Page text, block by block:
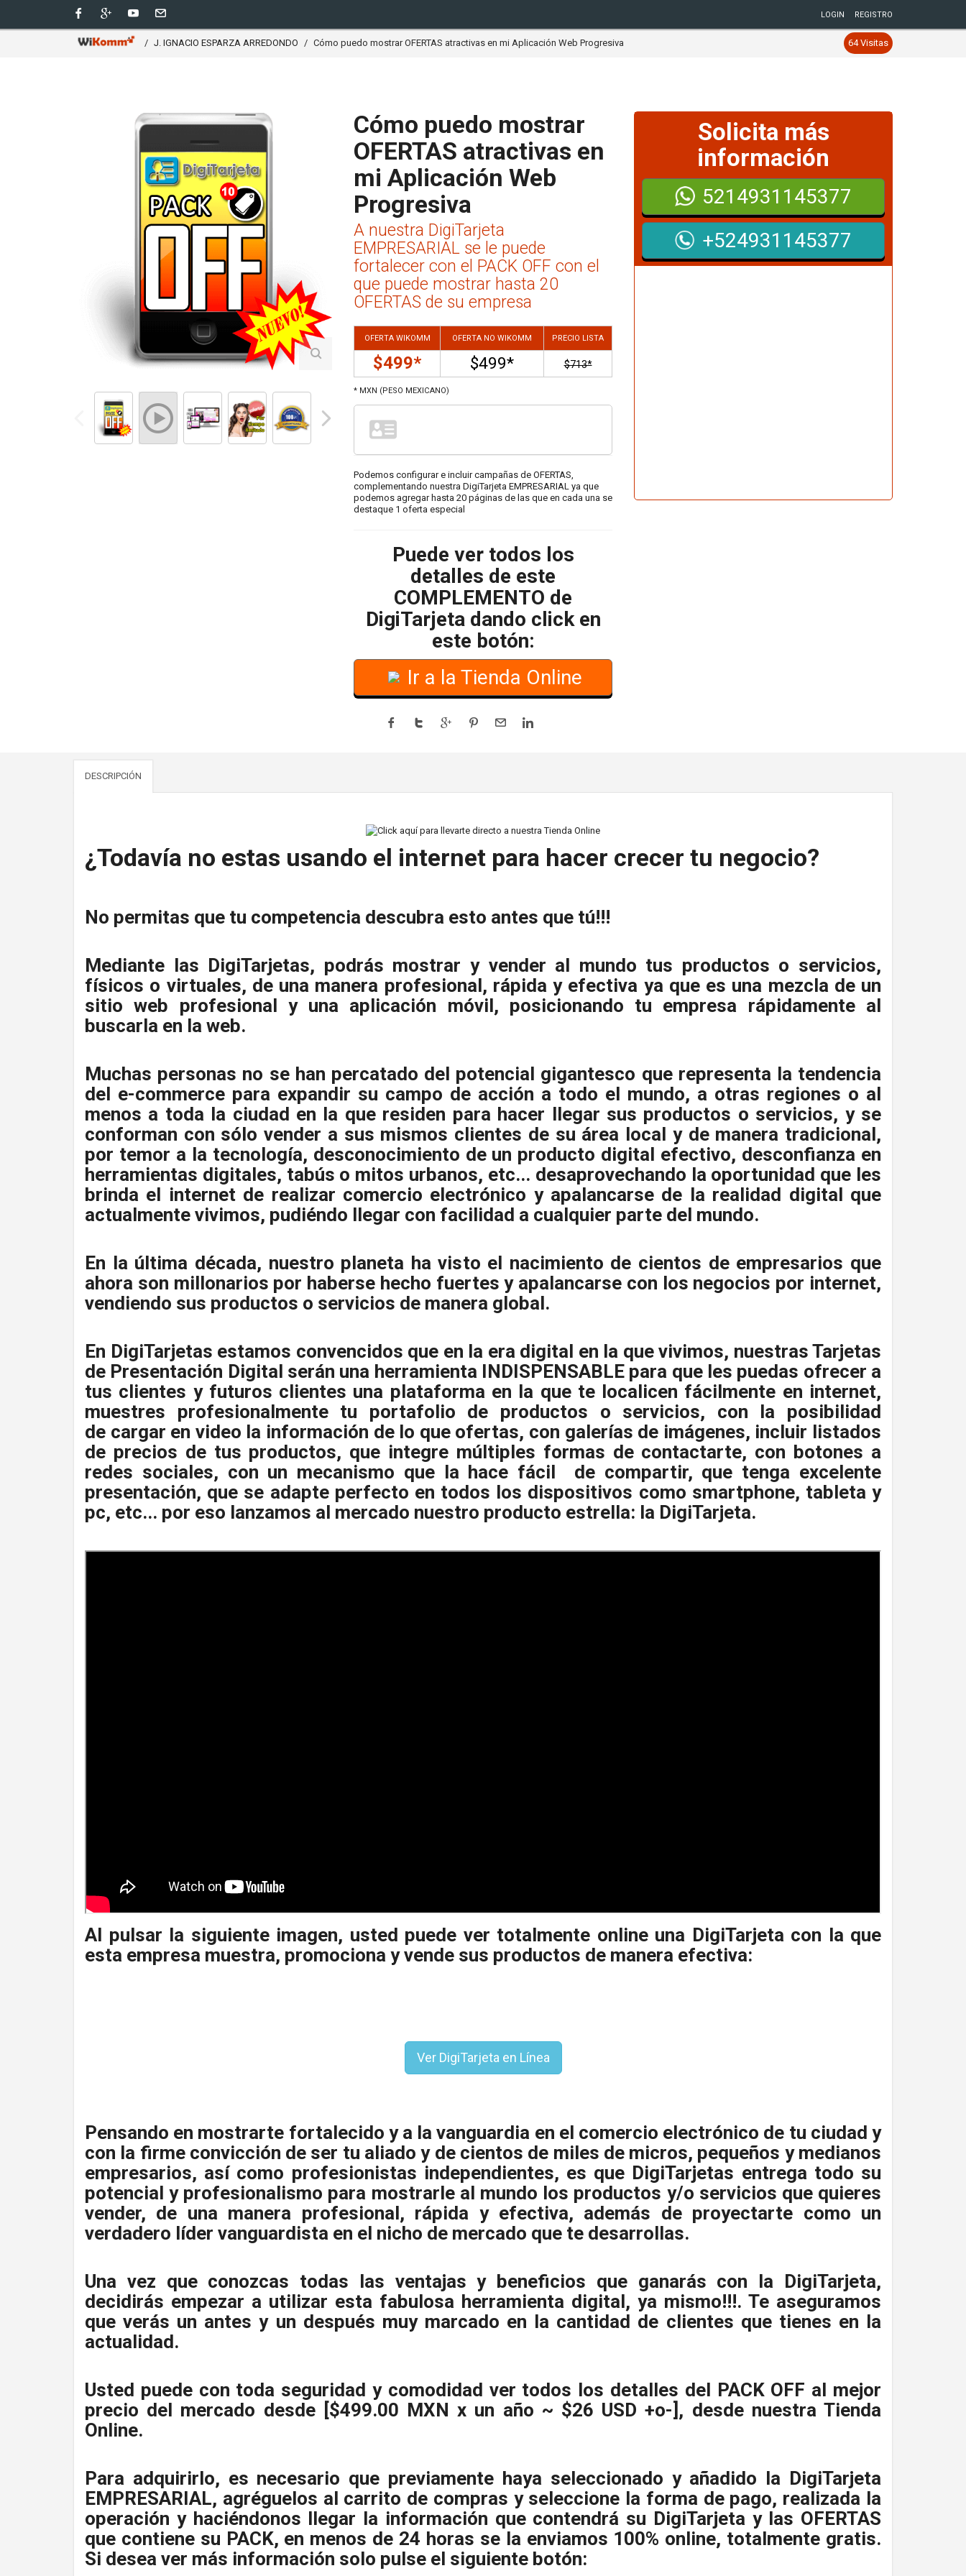
LOGIN REGISTRO
J. IGNACIO ESPARZA ARREDONDO Cómo puedo mostrar OFERTAS atractivas en mi Aplicación Web Progresiva 64 Visitas
Cómo puedo mostrar
OFERTAS atractivas en
mi Aplicación Web
Progresiva
A nuestra DigiTarjeta
EMPRESARIAL se le puede
fortalecer con el PACK OFF con el
que puede mostrar hasta 20
OFERTAS de su empresa
OFERTA WIKOMM OFERTA NO WIKOMM PRECIO LISTA
$499* $499* $713*
* MXN (PESO MEXICANO)
Podemos configurar e incluir campañas de OFERTAS,
complementando nuestra DigiTarjeta EMPRESARIAL ya que
podemos agregar hasta 20 páginas de las que en cada una se
destaque 1 oferta especial
Puede ver todos los
detalles de este
COMPLEMENTO de
DigiTarjeta dando click en
este botón:
Ir a la Tienda Online
Solicita más
información
5214931145377
+524931145377
DESCRIPCIÓN
¿Todavía no estas usando el internet para hacer crecer tu negocio?
No permitas que tu competencia descubra esto antes que tú!!!
Mediante las DigiTarjetas, podrás mostrar y vender al mundo tus productos o servicios,
físicos o virtuales, de una manera profesional, rápida y efectiva ya que es una mezcla de un
sitio web profesional y una aplicación móvil, posicionando tu empresa rápidamente al
buscarla en la web.
Muchas personas no se han percatado del potencial gigantesco que representa la tendencia
del e-commerce para expandir su campo de acción a todo el mundo, a otras regiones o al
menos a toda la ciudad en la que residen para hacer llegar sus productos o servicios, y se
conforman con sólo vender a sus mismos clientes de su área local y de manera tradicional,
por temor a la tecnología, desconocimiento de un producto digital efectivo, desconfianza en
herramientas digitales, tabús o mitos urbanos, etc... desaprovechando la oportunidad que les
brinda el internet de realizar comercio electrónico y apalancarse de la realidad digital que
actualmente vivimos, pudiéndo llegar con facilidad a cualquier parte del mundo.
En la última década, nuestro planeta ha visto el nacimiento de cientos de empresarios que
ahora son millonarios por haberse hecho fuertes y apalancarse con los negocios por internet,
vendiendo sus productos o servicios de manera global.
En DigiTarjetas estamos convencidos que en la era digital en la que vivimos, nuestras Tarjetas
de Presentación Digital serán una herramienta INDISPENSABLE para que les puedas ofrecer a
tus clientes y futuros clientes una plataforma en la que te localicen fácilmente en internet,
muestres profesionalmente tu portafolio de productos o servicios, con la posibilidad
de cargar en video la información de lo que ofertas, con galerías de imágenes, incluir listados
de precios de tus productos, que integre múltiples formas de contactarte, con botones a
redes sociales, con un mecanismo que la hace fácil de compartir, que tenga excelente
presentación, que se adapte perfecto en todos los dispositivos como smartphone, tableta y
pc, etc... por eso lanzamos al mercado nuestro producto estrella: la DigiTarjeta.
Al pulsar la siguiente imagen, usted puede ver totalmente online una DigiTarjeta con la que
esta empresa muestra, promociona y vende sus productos de manera efectiva:
Ver DigiTarjeta en Línea
Pensando en mostrarte fortalecido y a la vanguardia en el comercio electrónico de tu ciudad y
con la firme convicción de ser tu aliado y de cientos de miles de micros, pequeños y medianos
empresarios, así como profesionistas independientes, es que DigiTarjetas entrega todo su
potencial y profesionalismo para mostrarle al mundo los productos y/o servicios que quieres
vender, de una manera profesional, rápida y efectiva, además de proyectarte como un
verdadero líder vanguardista en el nicho de mercado que te desarrollas.
Una vez que conozcas todas las ventajas y beneficios que ganarás con la DigiTarjeta,
decidirás empezar a utilizar esta fabulosa herramienta digital, ya mismo!!!. Te aseguramos
que verás un antes y un después muy marcado en la cantidad de clientes que tienes en la
actualidad.
Usted puede con toda seguridad y comodidad ver todos los detalles del PACK OFF al mejor
precio del mercado desde [$499.00 MXN x un año ~ $26 USD +o-], desde nuestra Tienda
Online.
Para adquirirlo, es necesario que previamente haya seleccionado y añadido la DigiTarjeta
EMPRESARIAL, agréguelos al carrito de compras y seleccione la forma de pago, realizada la
operación y haciéndonos llegar la información que contendrá su DigiTarjeta y las OFERTAS
que contiene su PACK, en menos de 24 horas se la enviamos 100% online, totalmente gratis.
Si desea ver más información solo pulse el siguiente botón: